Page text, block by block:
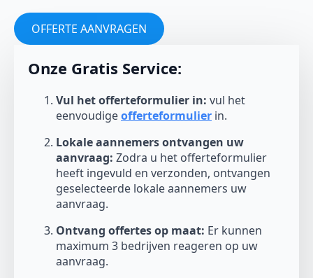
OFFERTE AANVRAGEN
Onze Gratis Service:
Vul het offerteformulier in: vul het
eenvoudigeofferteformulier in.
Lokale aannemers ontvangen uw
aanvraag: Zodra u het offerteformulier
heeft ingevuld en verzonden, ontvangen
geselecteerde lokale aannemers uw
aanvraag.
Ontvang offertes op maat: Er kunnen
maximum 3 bedrijven reageren op uw
aanvraag.